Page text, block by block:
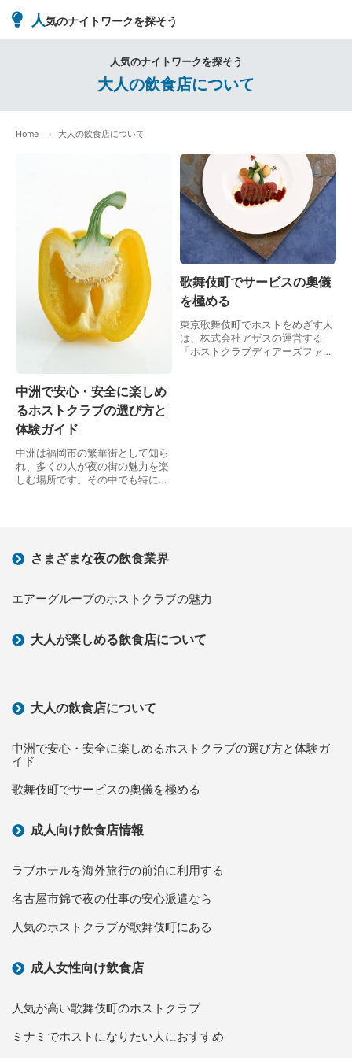
人気のナイトワークを探そう
人気のナイトワークを探そう
大人の飲食店について
Home 大人の飲食店について
中洲で安心・安全に楽しめ
るホストクラブの選び方と
体験ガイド
中洲は福岡市の繁華街として知ら
れ、多くの人が夜の街の魅力を楽
しむ場所です。その中でも特に注
歌舞伎町でサービスの奧儀
を極める
東京歌舞伎町でホストをめざす人
は、株式会社アザスの運営する
「ホストクラブディアーズファー
さまざまな夜の飲食業界
エアーグループのホストクラブの魅力
大人が楽しめる飲食店について
大人の飲食店について
中洲で安心・安全に楽しめるホストクラブの選び方と体験ガ
イド
歌舞伎町でサービスの奧儀を極める
成人向け飲食店情報
ラブホテルを海外旅行の前泊に利用する
名古屋市錦で夜の仕事の安心派遣なら
人気のホストクラブが歌舞伎町にある
成人女性向け飲食店
人気が高い歌舞伎町のホストクラブ
ミナミでホストになりたい人におすすめ